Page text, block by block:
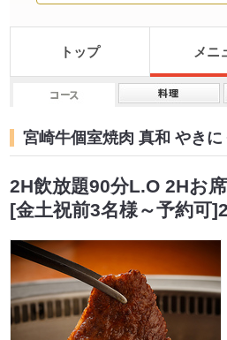
トップ メニ
宮崎牛個室焼肉 真和 やき
2H飲放題90分L.O 2Hお
[金土祝前3名様～予約可